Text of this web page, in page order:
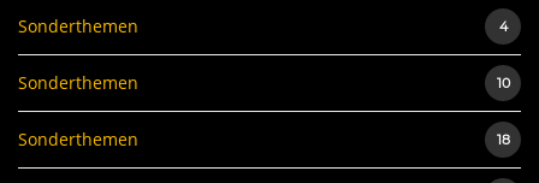
Sonderthemen 4
Sonderthemen 10
Sonderthemen 18